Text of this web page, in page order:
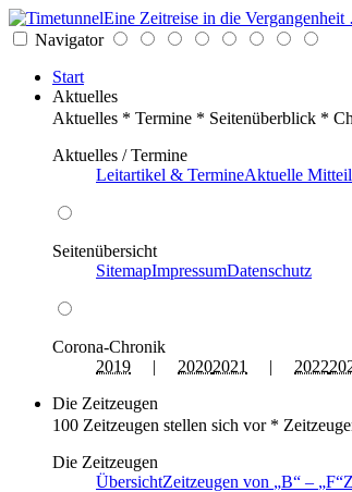
Eine Zeitreise in die
Navigator
Start
Aktuelles
Aktuelles * Termine * Seitenüberblick *
Aktuelles / Termine
Leitartikel & TermineAktuelle
Seitenübersicht
SitemapImpressumDatenschutz
Corona-Chronik
2019 | 20202021 | 2022
Die Zeitzeugen
100 Zeitzeugen stellen sich vor *
Die Zeitzeugen
ÜbersichtZeitzeugen von B – F